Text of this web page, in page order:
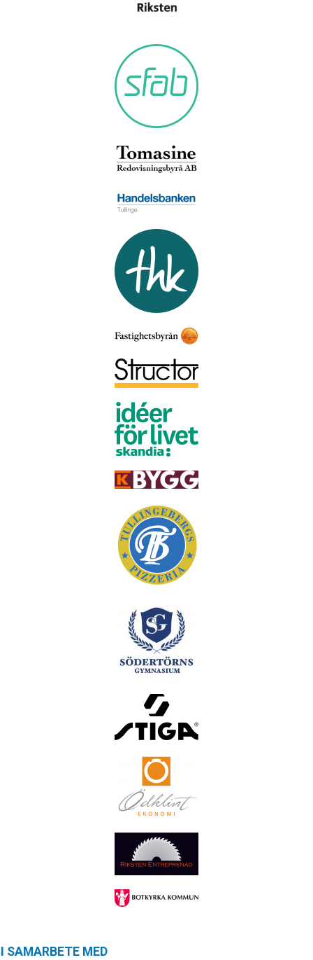
I SAMARBETE MED